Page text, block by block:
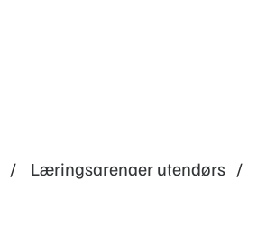
Læringsarenaer utendørs